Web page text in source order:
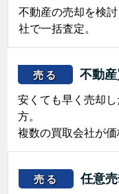
不動産の売却を検
社で一括査定。
売る 不動
安くても早く売却
方。
複数の買取会社が価
売る 任意